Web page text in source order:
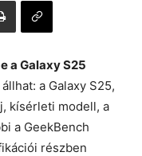
a Galaxy S25
a Galaxy S25,
kísérleti modell, a
a GeekBench
részben